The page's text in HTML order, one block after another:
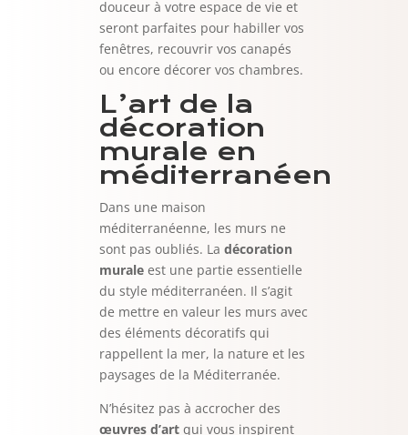
douceur à votre espace de vie et
seront parfaites pour habiller vos
fenêtres, recouvrir vos canapés
ou encore décorer vos chambres.
L’art de la
décoration
murale en
méditerranéen
Dans une maison
méditerranéenne, les murs ne
sont pas oubliés. La décoration
muraleest une partie essentielle
du style méditerranéen. Il s’agit
de mettre en valeur les murs avec
des éléments décoratifs qui
rappellent la mer, la nature et les
paysages de la Méditerranée.
N’hésitez pas à accrocher des
œuvres d’artqui vous inspirent